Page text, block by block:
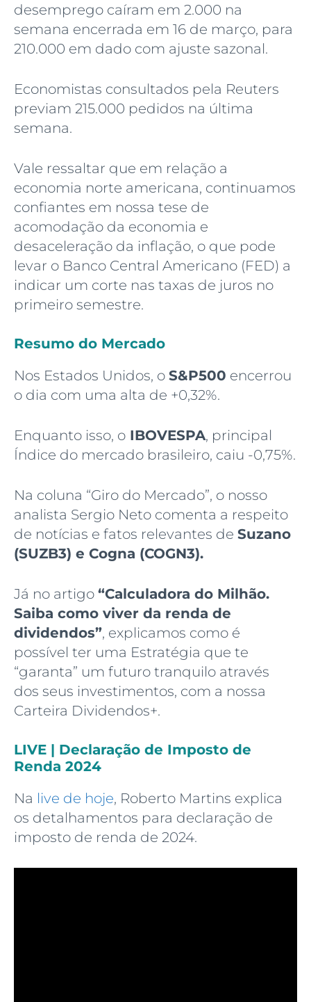
desemprego caíram em 2.000 na
semana encerrada em 16 de março, para
210.000 em dado com ajuste sazonal.
Economistas consultados pela Reuters
previam 215.000 pedidos na última
semana.
Vale ressaltar que em relação a
economia norte americana, continuamos
confiantes em nossa tese de
acomodação da economia e
desaceleração da inflação, o que pode
levar o Banco Central Americano (FED) a
indicar um corte nas taxas de juros no
primeiro semestre.
Resumo do Mercado
Nos Estados Unidos, o S&P500 encerrou
o dia com uma alta de +0,32%.
Enquanto isso, o IBOVESPA, principal
Índice do mercado brasileiro, caiu -0,75%.
Na coluna “Giro do Mercado”, o nosso
analista Sergio Neto comenta a respeito
de notícias e fatos relevantes de Suzano
(SUZB3) e Cogna (COGN3).
Já no artigo “Calculadora do Milhão.
Saiba como viver da renda de
dividendos”, explicamos como é
possível ter uma Estratégia que te
“garanta” um futuro tranquilo através
dos seus investimentos, com a nossa
Carteira Dividendos+.
LIVE | Declaração de Imposto de
Renda 2024
Na live de hoje, Roberto Martins explica
os detalhamentos para declaração de
imposto de renda de 2024.